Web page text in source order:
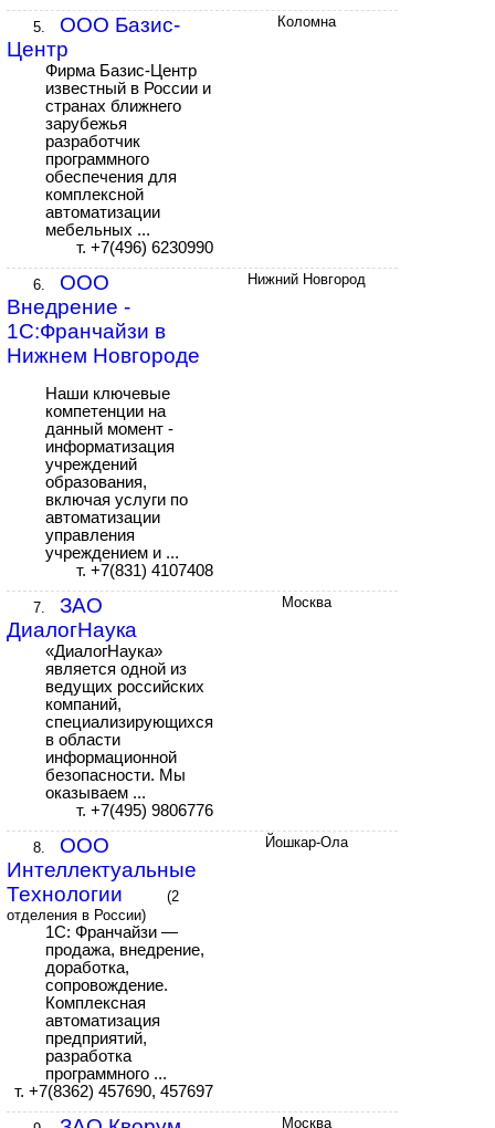
5.
ООО Базис-
Центр
Фирма Базис-Центр
известный в России и
странах ближнего
зарубежья
разработчик
программного
обеспечения для
комплексной
автоматизации
мебельных ...
т. +7(496) 6230990
Коломна
6.
ООО
Внедрение -
1С:Франчайзи в
Нижнем Новгороде
Наши ключевые
компетенции на
данный момент -
информатизация
учреждений
образования,
включая услуги по
автоматизации
управления
учреждением и ...
т. +7(831) 4107408
Нижний Новгород
7.
ЗАО
ДиалогНаука
«ДиалогНаука»
является одной из
ведущих российских
компаний,
специализирующихся
в области
информационной
безопасности. Мы
оказываем ...
т. +7(495) 9806776
Москва
8.
ООО
Интеллектуальные
Технологии
(2
отделения в России)
1С: Франчайзи —
продажа, внедрение,
доработка,
сопровождение.
Комплексная
автоматизация
предприятий,
разработка
программного ...
т. +7(8362) 457690, 457697
Йошкар-Ола
Москва